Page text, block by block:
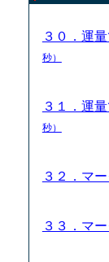
３０．運
秒）
３１．運
秒）
３２．マ
３３．マ